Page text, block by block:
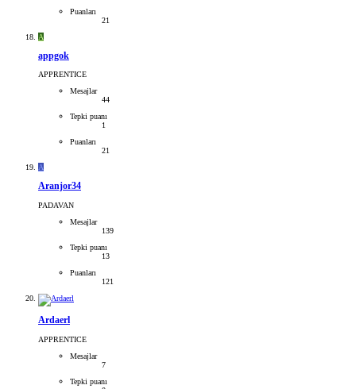
Puanları
21
A
appgok
APPRENTICE
Mesajlar
44
Tepki puanı
1
Puanları
21
A
Aranjor34
PADAVAN
Mesajlar
139
Tepki puanı
13
Puanları
121
Ardaerl
APPRENTICE
Mesajlar
7
Tepki puanı